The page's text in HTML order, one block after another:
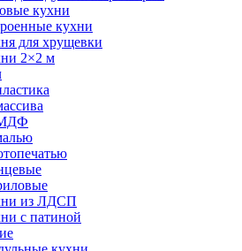
кухни
кухни
для хрущевки
2×2 м
из ЛДСП
с патиной